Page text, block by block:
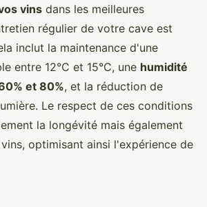
vins dans les meilleures
régulier de votre cave est
inclut la maintenance d'une
entre 12°C et 15°C, une humidité
et 80%, et la réduction de
Le respect de ces conditions
la longévité mais également
optimisant ainsi l'expérience de